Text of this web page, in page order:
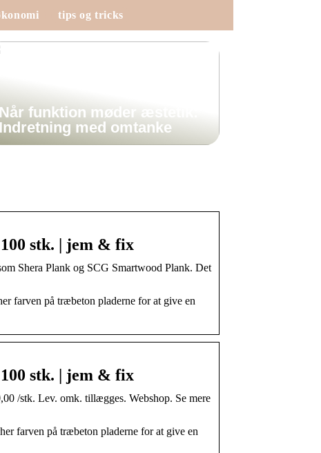
tips og tricks
Når funktion møder æstetik:
Indretning med omtanke
stk. | jem & fix
Shera Plank og SCG Smartwood Plank. Det
farven på træbeton pladerne for at give en
stk. | jem & fix
/stk. Lev. omk. tillægges. Webshop. Se mere
farven på træbeton pladerne for at give en